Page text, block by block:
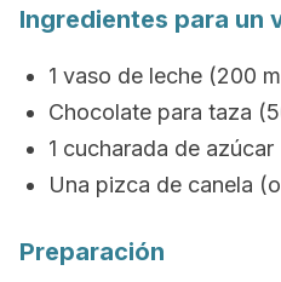
Ingredientes para un
1 vaso de leche (200
Chocolate para taza
1 cucharada de azúcar
Una pizca de canela
Preparación